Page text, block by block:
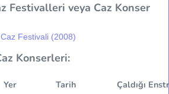
Festivalleri veya Caz Konser
Festivali (2008)
Konserleri:
Yer Tarih Çaldığı